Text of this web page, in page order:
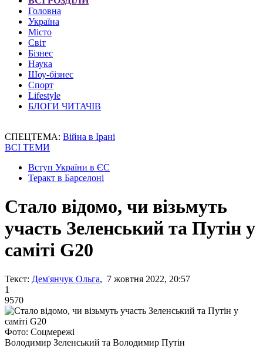
Головна
Україна
Місто
Світ
Бізнес
Наука
Шоу-бізнес
Спорт
Lifestyle
БЛОГИ ЧИТАЧІВ
СПЕЦТЕМА: Війна в Ірані
ВСІ ТЕМИ
Вступ України в ЄС
Теракт в Барселоні
Стало відомо, чи візьмуть
участь Зеленський та Путін у
саміті G20
Текст: Дем'янчук Ольга, 7 жовтня 2022, 20:57
1
9570
Фото: Соцмережі
Володимир Зеленський та Володимир Путін